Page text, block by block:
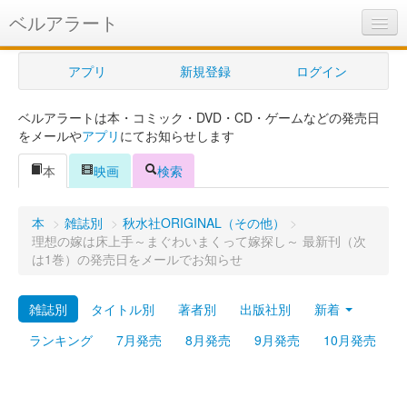
ベルアラート
ベルアラートとは
ヘルプ
新規登録
ログイン
購入管理
プレミアム
アプリ 新規登録 ログイン
ベルアラートは本・コミック・DVD・CD・ゲームなどの発売日
をメールやアプリ にてお知らせします
本
映画 検索
本 > 雑誌別 > 秋水社ORIGINAL（その他）
>
理想の嫁は床上手～まぐわいまくって嫁探し～ 最新刊（次
は1巻）の発売日をメールでお知らせ
雑誌別 タイトル別 著者別 出版社別
新着
ランキング
7月発売 8月発売 9月発売 10月発売